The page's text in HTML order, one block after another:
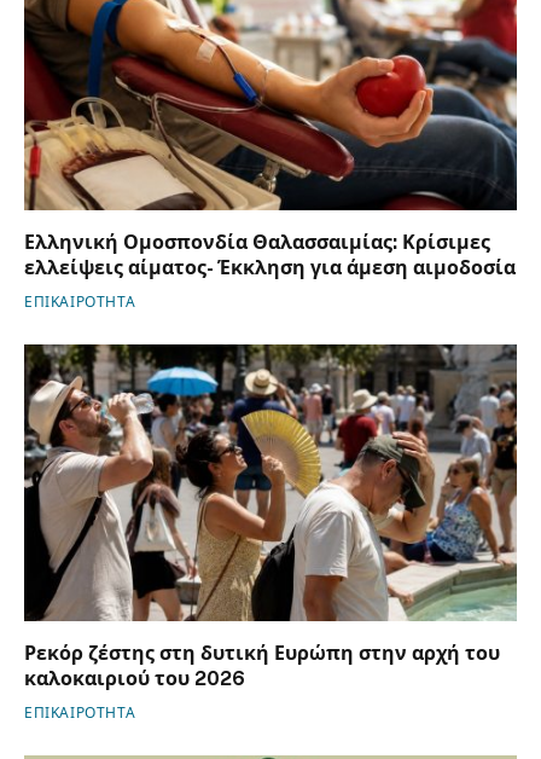
Ελληνική Ομοσπονδία Θαλασσαιμίας: Κρίσιμες
ελλείψεις αίματος- Έκκληση για άμεση αιμοδοσία
ΕΠΙΚΑΙΡΟΤΗΤΑ
Ρεκόρ ζέστης στη δυτική Ευρώπη στην αρχή του
καλοκαιριού του 2026
ΕΠΙΚΑΙΡΟΤΗΤΑ